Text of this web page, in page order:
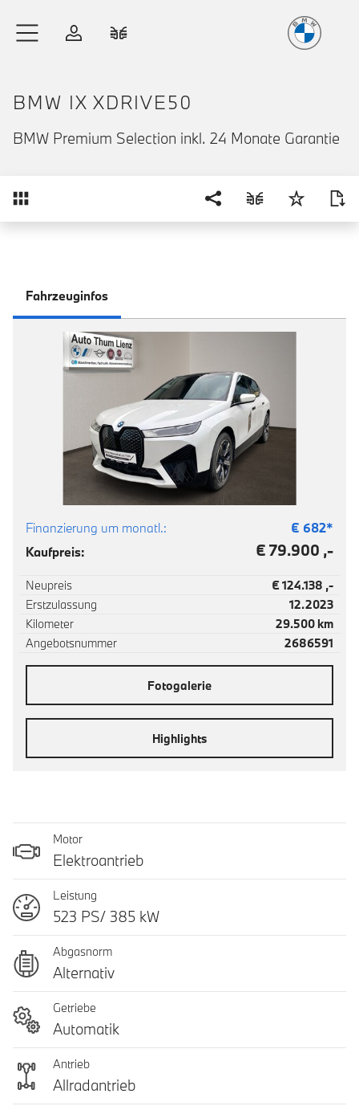
Anmelden
BMW IX XDRIVE50
BMW Premium Selection inkl. 24 Monate Garantie
Fahrzeuginfos
Finanzierung um monatl.: € 682*
Kaufpreis:
€ 79.900 ,-
Neupreis
€ 124.138 ,-
Erstzulassung
12.2023
Kilometer
29.500 km
Angebotsnummer
2686591
Fotogalerie
Highlights
Motor
Elektroantrieb
Leistung
523 PS/ 385 kW
Abgasnorm
Alternativ
Getriebe
Automatik
Antrieb
Allradantrieb